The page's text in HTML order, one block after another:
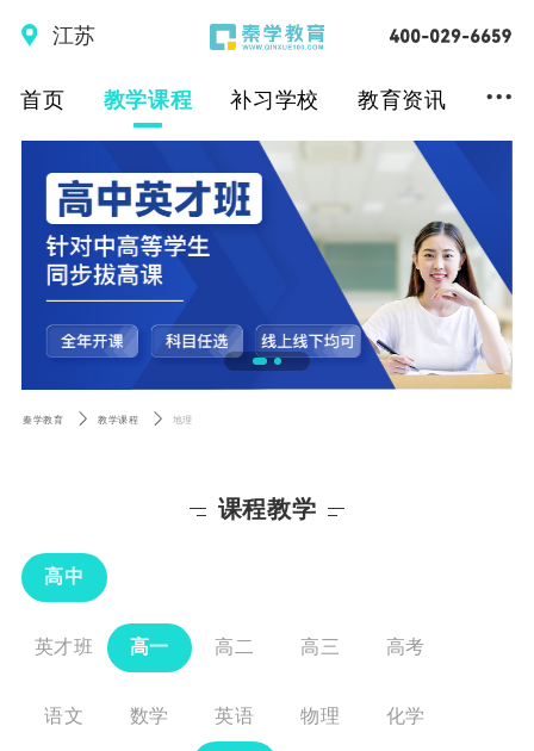
江苏
首页 教学课程 补习学校 教育资讯 ...
秦学教育 教学课程 地理
课程教学
高中
英才班 高一 高二 高三 高考
语文 数学 英语 物理 化学